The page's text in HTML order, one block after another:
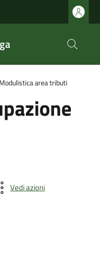
area tributi
Vedi azioni